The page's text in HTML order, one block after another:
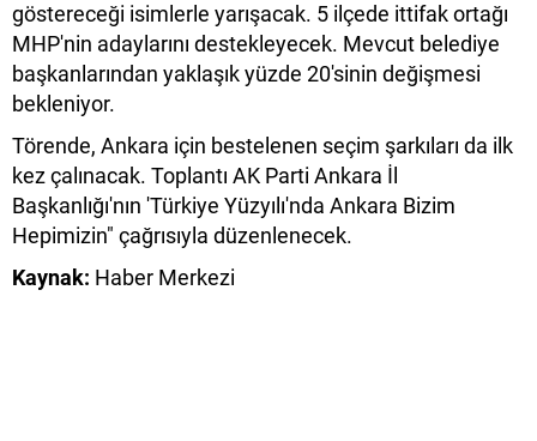
göstereceği isimlerle yarışacak. 5 ilçede ittifak ortağı
MHP'nin adaylarını destekleyecek. Mevcut belediye
başkanlarından yaklaşık yüzde 20'sinin değişmesi
bekleniyor.
Törende, Ankara için bestelenen seçim şarkıları da ilk
kez çalınacak. Toplantı AK Parti Ankara İl
Başkanlığı'nın 'Türkiye Yüzyılı'nda Ankara Bizim
Hepimizin" çağrısıyla düzenlenecek.
Kaynak: Haber Merkezi